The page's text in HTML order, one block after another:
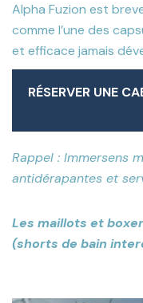
Alpha Fuzion est
comme l’une des
et efficace jamais
RÉSERVER UNE
RÉSERVER UNE
Rappel : Immersens
antidérapantes et
Les maillots et
(shorts de bain